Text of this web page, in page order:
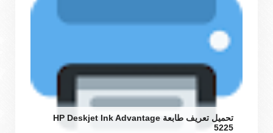
تحميل تعريف طابعة HP Deskjet Ink Advantage
5225